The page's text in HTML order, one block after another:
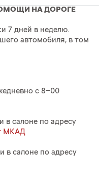
НА ДОРОГЕ
7 дней в неделю.
автомобиля, в том
с 8−00
в салоне по адресу
МКАД
в салоне по адресу